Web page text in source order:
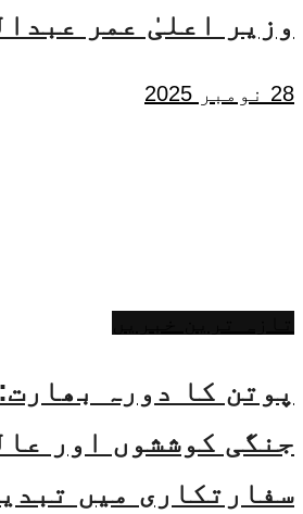
وزیر اعلیٰ عمر
28 نومبر 2025
پوتن کا دورہ
جنگی کوششوں اور
سفارتکاری میں